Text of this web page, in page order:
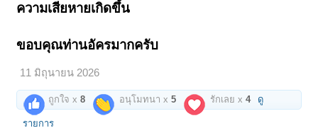
ความเสียหายเกิดขึ้น
ขอบคุณท่านอัครมากครับ
11 มิถุนายน 2026
ถูกใจ x8 อนุโมทนา x5 รักเลย x4 ดู
รายการ